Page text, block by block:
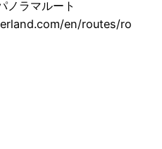
ノラマルート
en/routes/ro